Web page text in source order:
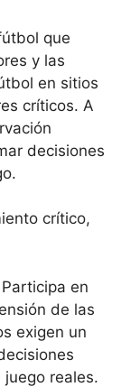
que
y las
en sitios
críticos. A
decisiones
crítico,
en
de las
exigen un
reales.